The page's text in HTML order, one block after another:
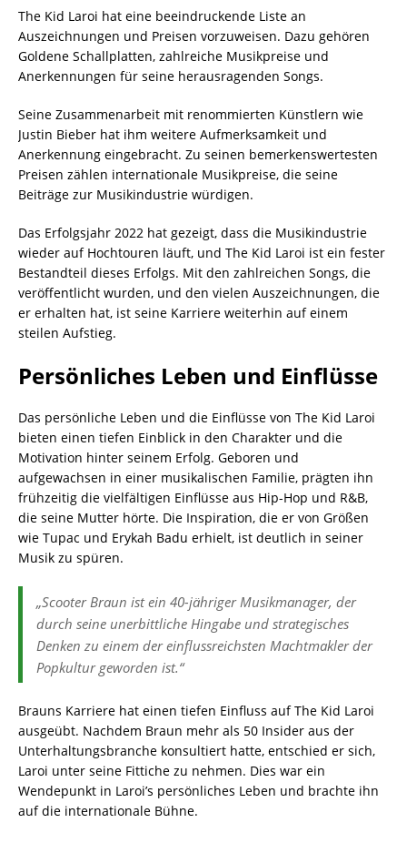
The Kid Laroi hat eine beeindruckende Liste an
Auszeichnungen und Preisen vorzuweisen. Dazu gehören
Goldene Schallplatten, zahlreiche Musikpreise und
Anerkennungen für seine herausragenden Songs.
Seine Zusammenarbeit mit renommierten Künstlern wie
Justin Bieber hat ihm weitere Aufmerksamkeit und
Anerkennung eingebracht. Zu seinen bemerkenswertesten
Preisen zählen internationale Musikpreise, die seine
Beiträge zur Musikindustrie würdigen.
Das Erfolgsjahr 2022 hat gezeigt, dass die Musikindustrie
wieder auf Hochtouren läuft, und The Kid Laroi ist ein fester
Bestandteil dieses Erfolgs. Mit den zahlreichen Songs, die
veröffentlicht wurden, und den vielen Auszeichnungen, die
er erhalten hat, ist seine Karriere weiterhin auf einem
steilen Aufstieg.
Persönliches Leben und Einflüsse
Das persönliche Leben und die Einflüsse von The Kid Laroi
bieten einen tiefen Einblick in den Charakter und die
Motivation hinter seinem Erfolg. Geboren und
aufgewachsen in einer musikalischen Familie, prägten ihn
frühzeitig die vielfältigen Einflüsse aus Hip-Hop und R&B,
die seine Mutter hörte. Die Inspiration, die er von Größen
wie Tupac und Erykah Badu erhielt, ist deutlich in seiner
Musik zu spüren.
„Scooter Braun ist ein 40-jähriger Musikmanager, der
durch seine unerbittliche Hingabe und strategisches
Denken zu einem der einflussreichsten Machtmakler der
Popkultur geworden ist.“
Brauns Karriere hat einen tiefen Einfluss auf The Kid Laroi
ausgeübt. Nachdem Braun mehr als 50 Insider aus der
Unterhaltungsbranche konsultiert hatte, entschied er sich,
Laroi unter seine Fittiche zu nehmen. Dies war ein
Wendepunkt in Laroi’s persönliches Leben und brachte ihn
auf die internationale Bühne.